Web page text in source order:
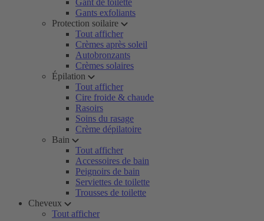
Gant de toilette
Gants exfoliants
Protection soilaire
Tout afficher
Crèmes après soleil
Autobronzants
Crèmes solaires
Épilation
Tout afficher
Cire froide & chaude
Rasoirs
Soins du rasage
Crème dépilatoire
Bain
Tout afficher
Accessoires de bain
Peignoirs de bain
Serviettes de toilette
Trousses de toilette
Cheveux
Tout afficher